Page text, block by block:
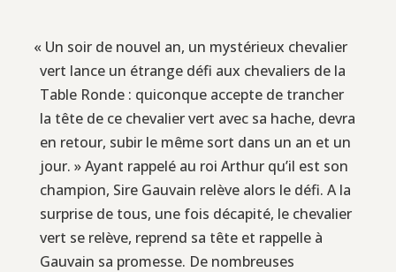
« Un soir de nouvel an, un mystérieux chevalier
vert lance un étrange défi aux chevaliers de la
Table Ronde : quiconque accepte de trancher
la tête de ce chevalier vert avec sa hache, devra
en retour, subir le même sort dans un an et un
jour. » Ayant rappelé au roi Arthur qu’il est son
champion, Sire Gauvain relève alors le défi. A la
surprise de tous, une fois décapité, le chevalier
vert se relève, reprend sa tête et rappelle à
Gauvain sa promesse. De nombreuses